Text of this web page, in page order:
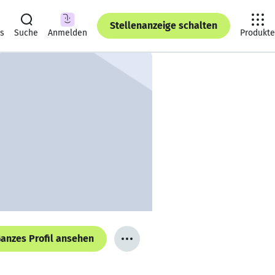
Suche Anmelden
Stellenanzeige schalten
Produkte
Profil ansehen